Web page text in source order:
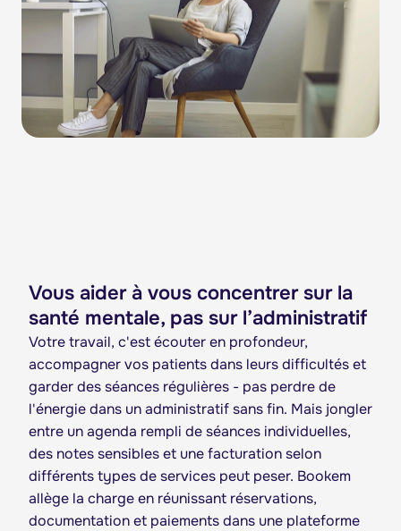
Vous aider à vous concentrer sur la
santé mentale, pas sur l’administratif
Votre travail, c'est écouter en profondeur,
accompagner vos patients dans leurs difficultés et
garder des séances régulières - pas perdre de
l'énergie dans un administratif sans fin. Mais jongler
entre un agenda rempli de séances individuelles,
des notes sensibles et une facturation selon
différents types de services peut peser. Bookem
allège la charge en réunissant réservations,
documentation et paiements dans une plateforme